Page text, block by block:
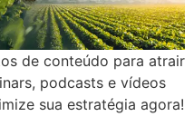
de conteúdo para atrair
podcasts e vídeos
sua estratégia agora!